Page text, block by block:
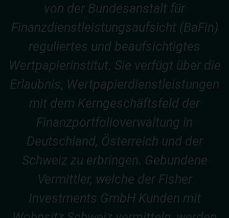
von der Bundesanstalt für
Finanzdienstleistungsaufsicht (BaFin)
reguliertes und beaufsichtigtes
Wertpapierinstitut. Sie verfügt über die
Erlaubnis, Wertpapierdienstleistungen
mit dem Kerngeschäftsfeld der
Finanzportfolioverwaltung in
Deutschland, Österreich und der
Schweiz zu erbringen. Gebundene
Vermittler, welche der Fisher
Investments GmbH Kunden mit